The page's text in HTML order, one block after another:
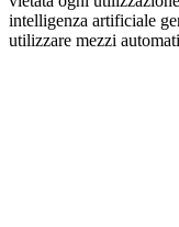
intelligenza artificiale
utilizzare mezzi